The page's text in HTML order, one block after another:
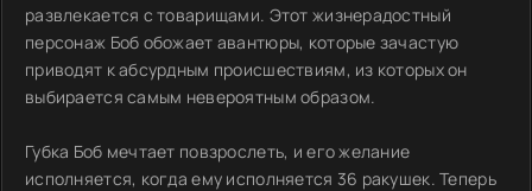
развлекается с товарищами. Этот жизнерадостный
персонаж Боб обожает авантюры, которые зачастую
приводят к абсурдным происшествиям, из которых он
выбирается самым невероятным образом.
Губка Боб мечтает повзрослеть, и его желание
исполняется, когда ему исполняется 36 ракушек. Теперь